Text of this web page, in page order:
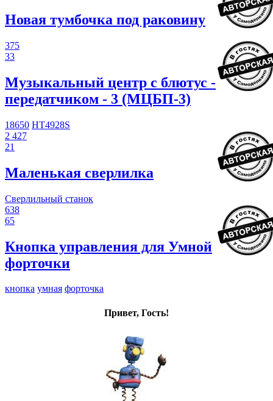
Новая тумбочка под раковину
375
33
Музыкальный центр с блютус -
передатчиком - 3 (МЦБП-3)
18650 HT4928S
2 427
21
Маленькая сверлилка
Сверлильный станок
638
65
Кнопка управления для Умной
форточки
кнопка умная форточка
Привет, Гость!